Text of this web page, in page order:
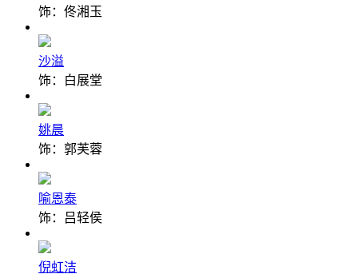
饰：佟湘玉
沙溢
饰：白展堂
姚晨
饰：郭芙蓉
喻恩泰
饰：吕轻侯
倪虹洁